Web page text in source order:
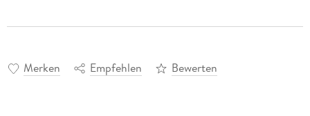
Merken Empfehlen Bewerten